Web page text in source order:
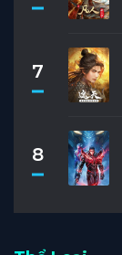
7
8